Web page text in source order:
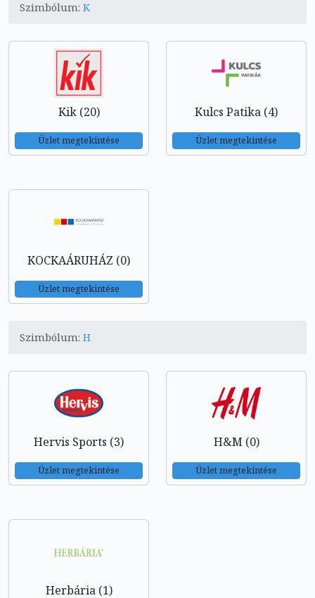
Szimbólum: K
Kik (20)
Üzlet megtekintése
Kulcs Patika (4)
Üzlet megtekintése
KOCKAÁRUHÁZ (0)
Üzlet megtekintése
Szimbólum: H
Hervis Sports (3)
Üzlet megtekintése
H&M (0)
Üzlet megtekintése
Herbária (1)